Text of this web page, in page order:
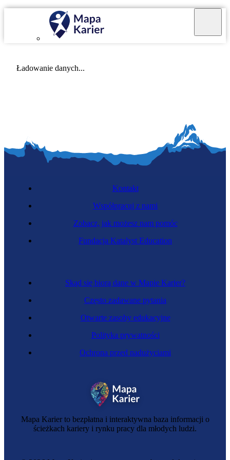
Ładowanie danych...
Mapa Karier to bezpłatna i interaktywna baza informacji o
ścieżkach kariery i rynku pracy dla młodych ludzi.
Skąd się biorą dane w Mapie Karier?
Często zadawane pytania
Otwarte zasoby edukacyjne
Polityka prywatności
Ochrona przed nadużyciami
Kontakt
Współpracuj z nami
Zobacz, jak możesz nam pomóc
Fundacja Katalyst Education